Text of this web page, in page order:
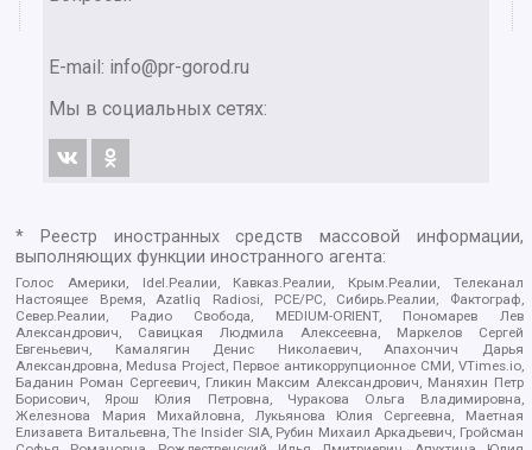
E-mail: info@pr-gorod.ru
Мы в социальных сетях:
* Реестр иностранных средств массовой информации,
выполняющих функции иностранного агента:
Голос Америки, Idel.Реалии, Кавказ.Реалии, Крым.Реалии, Телеканал
Настоящее Время, Azatliq Radiosi, PCE/PC, Сибирь.Реалии, Фактограф,
Север.Реалии, Радио Свобода, MEDIUM-ORIENT, Пономарев Лев
Александрович, Савицкая Людмила Алексеевна, Маркелов Сергей
Евгеньевич, Камалягин Денис Николаевич, Апахончич Дарья
Александровна, Medusa Project, Первое антикоррупционное СМИ, VTimes.io,
Баданин Роман Сергеевич, Гликин Максим Александрович, Маняхин Петр
Борисович, Ярош Юлия Петровна, Чуракова Ольга Владимировна,
Железнова Мария Михайловна, Лукьянова Юлия Сергеевна, Маетная
Елизавета Витальевна, The Insider SIA, Рубин Михаил Аркадьевич, Гройсман